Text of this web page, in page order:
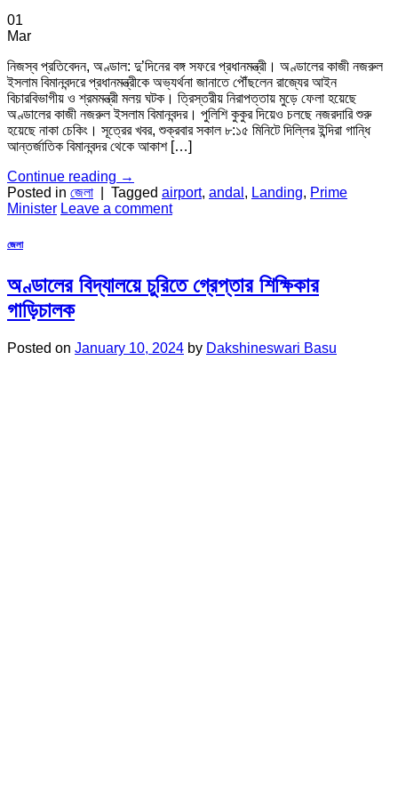
01
Mar
নিজস্ব প্রতিবেদন, অণ্ডাল: দু’দিনের বঙ্গ সফরে প্রধানমন্ত্রী। অণ্ডালের কাজী নজরুল
ইসলাম বিমানবন্দরে প্রধানমন্ত্রীকে অভ্যর্থনা জানাতে পৌঁছলেন রাজ্যের আইন
বিচারবিভাগীয় ও শ্রমমন্ত্রী মলয় ঘটক। ত্রিস্তরীয় নিরাপত্তায় মুড়ে ফেলা হয়েছে
অণ্ডালের কাজী নজরুল ইসলাম বিমানবন্দর। পুলিশি কুকুর দিয়েও চলছে নজরদারি শুরু
হয়েছে নাকা চেকিং। সূত্রের খবর, শুক্রবার সকাল ৮:১৫ মিনিটে দিল্লির ইন্দিরা গান্ধি
আন্তর্জাতিক বিমানবন্দর থেকে আকাশ […]
Continue reading →
Posted in জেলা Tagged airport, andal , Landing, Prime
Minister Leave a comment
জেলা
অণ্ডালের বিদ্যালয়ে চুরিতে গ্রেপ্তার শিক্ষিকার
গাড়িচালক
Posted on January 10, 2024 by Dakshineswari Basu